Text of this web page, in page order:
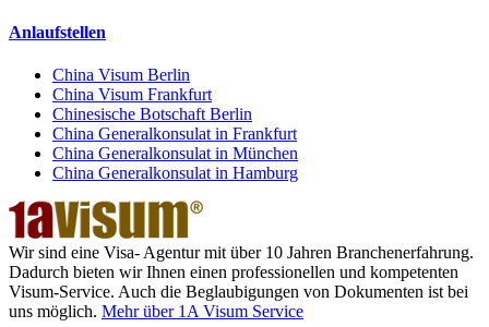
Anlaufstellen
China Visum Berlin
China Visum Frankfurt
Chinesische Botschaft Berlin
China Generalkonsulat in Frankfurt
China Generalkonsulat in München
China Generalkonsulat in Hamburg
Wir sind eine Visa- Agentur mit über 10 Jahren Branchenerfahrung.
Dadurch bieten wir Ihnen einen professionellen und kompetenten
Visum-Service. Auch die Beglaubigungen von Dokumenten ist bei
uns möglich. Mehr über 1A Visum Service